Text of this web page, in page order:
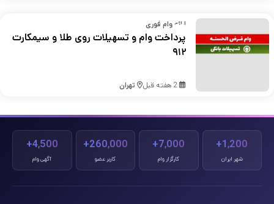
ارائه وام فوری
پرداخت وام و تسهیلات روی طلا و سیمکارت
۹۱۲
2 هفته قبل تهران
1,200+
شهر ایران
7,000+
کارگزار وام
260,000+
کاربر عضو
4,500+
آگهی وام